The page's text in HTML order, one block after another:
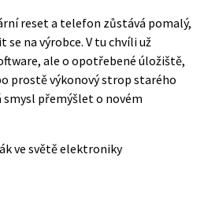
reset a telefon zůstává pomalý,
na výrobce. V tu chvíli už
ale o opotřebené úložiště,
prostě výkonový strop starého
smysl přemýšlet o novém
ve světě elektroniky